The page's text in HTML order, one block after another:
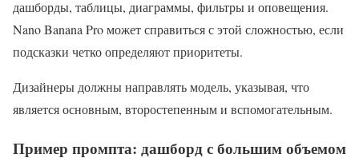
дашборды, таблицы, диаграммы, фильтры и оповещения.
Nano Banana Pro может справиться с этой сложностью, если
подсказки четко определяют приоритеты.
Дизайнеры должны направлять модель, указывая, что
является основным, второстепенным и вспомогательным.
Пример промпта: дашборд с большим объемом